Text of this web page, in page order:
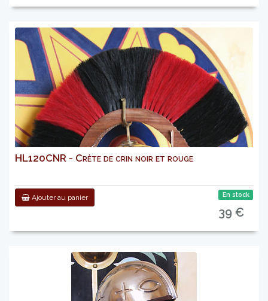
HL120CNR - Crète de crin noir et rouge
Ajouter au panier En stock
39 €